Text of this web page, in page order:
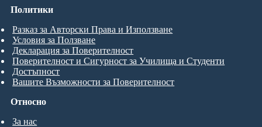
Относно
За нас
Политики
Разказ за Авторски Права и Използване
Условия за Ползване
Декларация за Поверителност
Поверителност и Сигурност за Училища и Студенти
Достъпност
Вашите Възможности за Поверителност